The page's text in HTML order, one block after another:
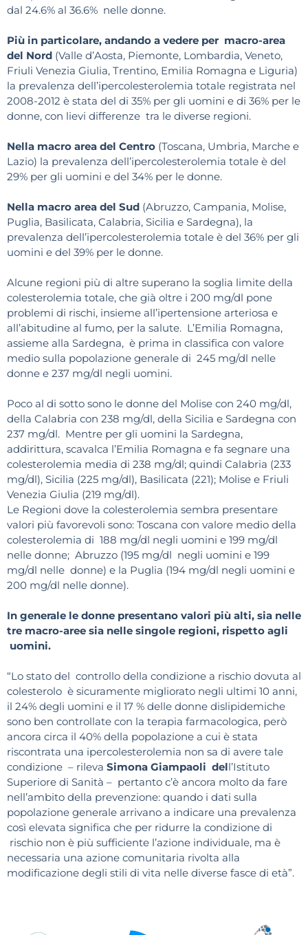
dal 24.6% al 36.6% nelle donne.
Più in particolare, andando a vedere per macro-area
del Nord (Valle d’Aosta, Piemonte, Lombardia, Veneto,
Friuli Venezia Giulia, Trentino, Emilia Romagna e Liguria)
la prevalenza dell’ipercolesterolemia totale registrata nel
2008-2012 è stata del di 35% per gli uomini e di 36% per le
donne, con lievi differenze tra le diverse regioni.
Nella macro area del Centro (Toscana, Umbria, Marche e
Lazio) la prevalenza dell’ipercolesterolemia totale è del
29% per gli uomini e del 34% per le donne.
Nella macro area del Sud (Abruzzo, Campania, Molise,
Puglia, Basilicata, Calabria, Sicilia e Sardegna), la
prevalenza dell’ipercolesterolemia totale è del 36% per gli
uomini e del 39% per le donne.
Alcune regioni più di altre superano la soglia limite della
colesterolemia totale, che già oltre i 200 mg/dl pone
problemi di rischi, insieme all’ipertensione arteriosa e
all’abitudine al fumo, per la salute. L’Emilia Romagna,
assieme alla Sardegna, è prima in classifica con valore
medio sulla popolazione generale di 245 mg/dl nelle
donne e 237 mg/dl negli uomini.
Poco al di sotto sono le donne del Molise con 240 mg/dl,
della Calabria con 238 mg/dl, della Sicilia e Sardegna con
237 mg/dl. Mentre per gli uomini la Sardegna,
addirittura, scavalca l’Emilia Romagna e fa segnare una
colesterolemia media di 238 mg/dl; quindi Calabria (233
mg/dl), Sicilia (225 mg/dl), Basilicata (221); Molise e Friuli
Venezia Giulia (219 mg/dl).
Le Regioni dove la colesterolemia sembra presentare
valori più favorevoli sono: Toscana con valore medio della
colesterolemia di 188 mg/dl negli uomini e 199 mg/dl
nelle donne; Abruzzo (195 mg/dl negli uomini e 199
mg/dl nelle donne) e la Puglia (194 mg/dl negli uomini e
200 mg/dl nelle donne).
In generale le donne presentano valori più alti, sia nelle
tre macro-aree sia nelle singole regioni, rispetto agli
uomini.
“Lo stato del controllo della condizione a rischio dovuta al
colesterolo è sicuramente migliorato negli ultimi 10 anni,
il 24% degli uomini e il 17 % delle donne dislipidemiche
sono ben controllate con la terapia farmacologica, però
ancora circa il 40% della popolazione a cui è stata
riscontrata una ipercolesterolemia non sa di avere tale
condizione – rileva Simona Giampaoli dell’Istituto
Superiore di Sanità – pertanto c’è ancora molto da fare
nell’ambito della prevenzione: quando i dati sulla
popolazione generale arrivano a indicare una prevalenza
così elevata significa che per ridurre la condizione di
rischio non è più sufficiente l’azione individuale, ma è
necessaria una azione comunitaria rivolta alla
modificazione degli stili di vita nelle diverse fasce di età”.